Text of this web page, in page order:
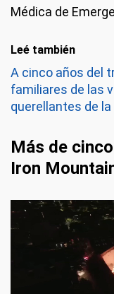
Médica de
Leé también
A cinco años del
familiares de las
querellantes de
Más de
Iron